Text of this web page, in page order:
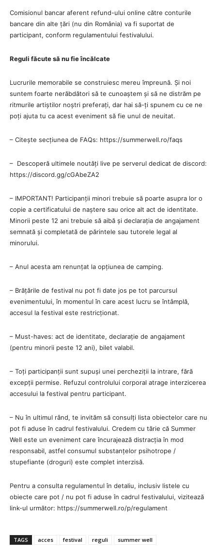
Comisionul bancar aferent refund-ului online către conturile
bancare din alte țări (nu din România) va fi suportat de
participant, conform regulamentului festivalului.
Reguli făcute să nu fie încălcate
Lucrurile memorabile se construiesc mereu împreună. Și noi
suntem foarte nerăbdători să te cunoaștem și să ne distrăm pe
ritmurile artiștilor noștri preferați, dar hai să-ți spunem cu ce ne
poți ajuta tu ca acest eveniment să fie unul de neuitat.
– Citește secțiunea de FAQs: https://summerwell.ro/faqs
– Descoperă ultimele noutăți live pe serverul dedicat de discord:
https://discord.gg/cGAbeZA2
– IMPORTANT! Participanții minori trebuie să poarte asupra lor o
copie a certificatului de naștere sau orice alt act de identitate.
Minorii peste 12 ani trebuie să aibă și declarația de angajament
semnată și completată de părintele sau tutorele legal al
minorului.
– Anul acesta am renunțat la opțiunea de camping.
– Brățările de festival nu pot fi date jos pe tot parcursul
evenimentului, în momentul în care acest lucru se întâmplă,
accesul la festival este restricționat.
– Must-haves: act de identitate, declarație de angajament
(pentru minorii peste 12 ani), bilet valabil.
– Toți participanții sunt supuși unei percheziții la intrare, fără
excepții permise. Refuzul controlului corporal atrage interzicerea
accesului la festival pentru participant.
– Nu în ultimul rând, te invităm să consulți lista obiectelor care nu
pot fi aduse în cadrul festivalului. Credem cu tărie că Summer
Well este un eveniment care încurajează distracția în mod
responsabil, astfel consumul substanțelor psihotrope /
stupefiante (droguri) este complet interzisă.
Pentru a consulta regulamentul în detaliu, inclusiv listele cu
obiecte care pot / nu pot fi aduse în cadrul festivalului, vizitează
link-ul următor: https://summerwell.ro/p/regulament
TAGS acces festival reguli summer well